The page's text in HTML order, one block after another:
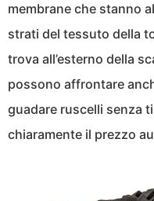
membrane che stanno
strati del tessuto della
trova all’esterno della
possono affrontare
guadare ruscelli senza
chiaramente il prezzo